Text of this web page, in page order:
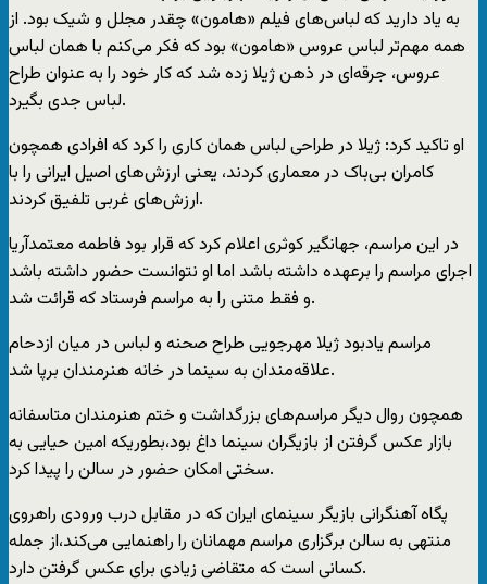
به یاد دارید که لباس‌های فیلم «هامون» چقدر مجلل و شیک بود. از
همه مهم‌تر لباس عروس «هامون» بود که فکر می‌کنم با همان لباس
عروس، جرقه‌ای در ذهن ژیلا زده شد که کار خود را به عنوان طراح
لباس جدی بگیرد.
او تاکید کرد: ژیلا در طراحی لباس همان کاری را کرد که افرادی همچون
کامران بی‌باک در معماری کردند، یعنی ارزش‌های اصیل ایرانی را با
ارزش‌های غربی تلفیق کردند.
در این مراسم، جهانگیر کوثری اعلام کرد که قرار بود فاطمه معتمدآریا
اجرای مراسم را برعهده داشته باشد اما او نتوانست حضور داشته باشد
و فقط متنی را به مراسم فرستاد که قرائت شد.
مراسم یادبود ژیلا مهرجویی طراح صحنه و لباس در میان ازدحام
علاقه‌مندان به سینما در خانه هنرمندان برپا شد.
همچون روال دیگر مراسم‌های بزرگداشت و ختم هنرمندان متاسفانه
بازار عکس گرفتن از بازیگران سینما داغ بود،بطوریکه امین حیایی به
سختی امکان حضور در سالن را پیدا کرد.
پگاه آهنگرانی بازیگر سینمای ایران که در مقابل درب ورودی راهروی
منتهی به سالن برگزاری مراسم مهمانان را راهنمایی می‌کند،از جمله
کسانی است که متقاضی زیادی برای عکس گرفتن دارد.